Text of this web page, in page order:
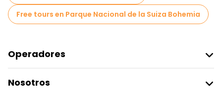
Free Tour Leyendas y Misterios de Praga
Free tour por el casco antiguo en Praga
Tours para grupos pequeños en Praga
Free tours en Parque Nacional de la Suiza Bohemia
Operadores
Acceder Como Proveedor
Nosotros